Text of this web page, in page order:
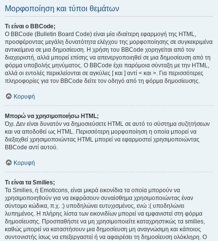
Μορφοποίηση και τύποι θεμάτων
Τι είναι ο BBCode;
Ο BBCode (Bulletin Board Code) είναι μία ιδιαίτερη εφαρμογή της HTML,
προσφέροντας μεγάλη δυνατότητα ελέγχου της μορφοποίησης σε συγκεκριμένα
αντικείμενα σε μια δημοσίευση. Η χρήση του BBCode χορηγείται από τον
διαχειριστή, αλλά μπορεί επίσης να απενεργοποιηθεί σε μια δημοσίευση από τη
φόρμα υποβολής μηνύματος. Ο BBCode έχει παρόμοια σύνταξη με την HTML,
αλλά οι εντολές περικλείονται σε αγκύλες [ και ] αντί < και >. Για περισσότερες
πληροφορίες για τον BBCode δείτε τον οδηγό από τη φόρμα δημοσίευσης.
Κορυφή
Μπορώ να χρησιμοποιήσω HTML;
Όχι. Δεν είναι δυνατόν να δημοσιεύσετε HTML σε αυτό το σύστημα συζητήσεων
και να αποδοθεί ως HTML. Περισσότερη μορφοποίηση η οποία μπορεί να
διεξαχθεί χρησιμοποιώντας HTML μπορεί να εφαρμοστεί χρησιμοποιώντας
BBCode αντί αυτού.
Κορυφή
Τι είναι τα Smilies;
Τα Smilies, ή Emoticons, είναι μικρά εικονίδια τα οποία μπορούν να
χρησιμοποιηθούν για να εκφράσουν συναίσθημα χρησιμοποιώντας έναν
σύντομο κώδικα, π.χ. :) υποδηλώνει ευτυχισμένος, ενώ :( υποδηλώνει
λυπημένος. Η πλήρης λίστα των εικονιδίων μπορεί να εμφανιστεί στη φόρμα
δημοσίευσης. Προσπαθήστε να μη χρησιμοποιείτε καταχρηστικώς τα smilies,
καθώς μπορεί να καταστήσουν μια δημοσίευση μη αναγνώσιμη και κάποιος
συντονιστής ίσως να επεξεργαστεί ή να αφαιρέσει τη δημοσίευση ολόκληρη. Ο